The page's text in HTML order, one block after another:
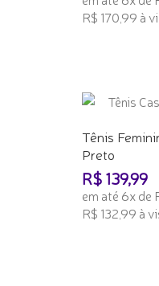
R$ 170,99 à
Tênis
Preto
R$ 139,99
em até 6x de
R$ 132,99 à